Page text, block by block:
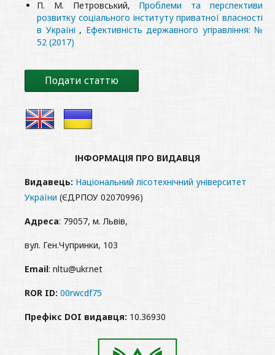
П. М. Петровський, Проблеми та перспективи
розвитку соціального інституту приватної власності
в Україні , Ефективність державного управління: №
52 (2017)
Подати статтю
ІНФОРМАЦІЯ ПРО ВИДАВЦЯ
Видавець: Національний лісотехнічний університет
України (ЄДРПОУ 02070996)
Адреса: 79057, м. Львів,
вул. Ген.Чупринки, 103
Email: nltu@ukr.net
ROR ID: 00rwcdf75
Префікс DOI видавця: 10.36930